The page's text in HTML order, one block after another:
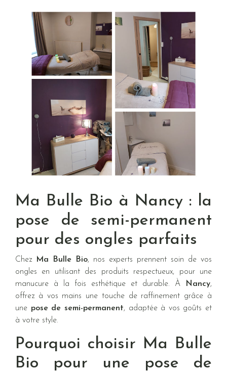
Ma Bulle Bio à Nancy : la
pose de semi-permanent
pour des ongles parfaits
Chez Ma Bulle Bio, nos experts prennent soin de vos
ongles en utilisant des produits respectueux, pour une
manucure à la fois esthétique et durable. À
Nancy,
offrez à vos mains une touche de raffinement grâce à
une pose de semi-permanent, adaptée à vos goûts et
à votre style.
Pourquoi choisir Ma Bulle
Bio pour une pose de